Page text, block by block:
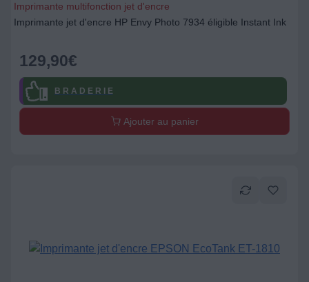
Imprimante multifonction jet d'encre
Imprimante jet d'encre HP Envy Photo 7934 éligible Instant Ink
129,90€
B R A D E R I E
Ajouter au panier